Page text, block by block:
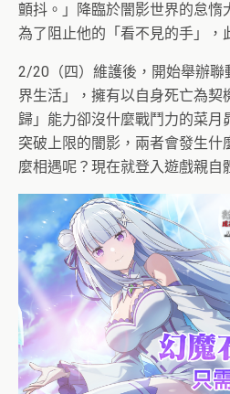
顫抖。」降臨於闇影世界的怠惰
為了阻止他的「看不見的手」
2/20（四）維護後，開始舉辦聯
界生活」，擁有以自身死亡為契
歸」能力卻沒什麼戰鬥力的菜月
突破上限的闇影，兩者會發生什
麼相遇呢？現在就登入遊戲親自